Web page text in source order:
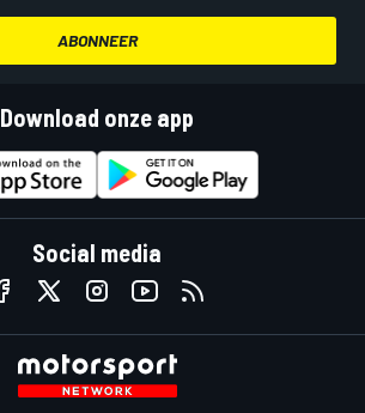
ABONNEER
Download onze app
Social media